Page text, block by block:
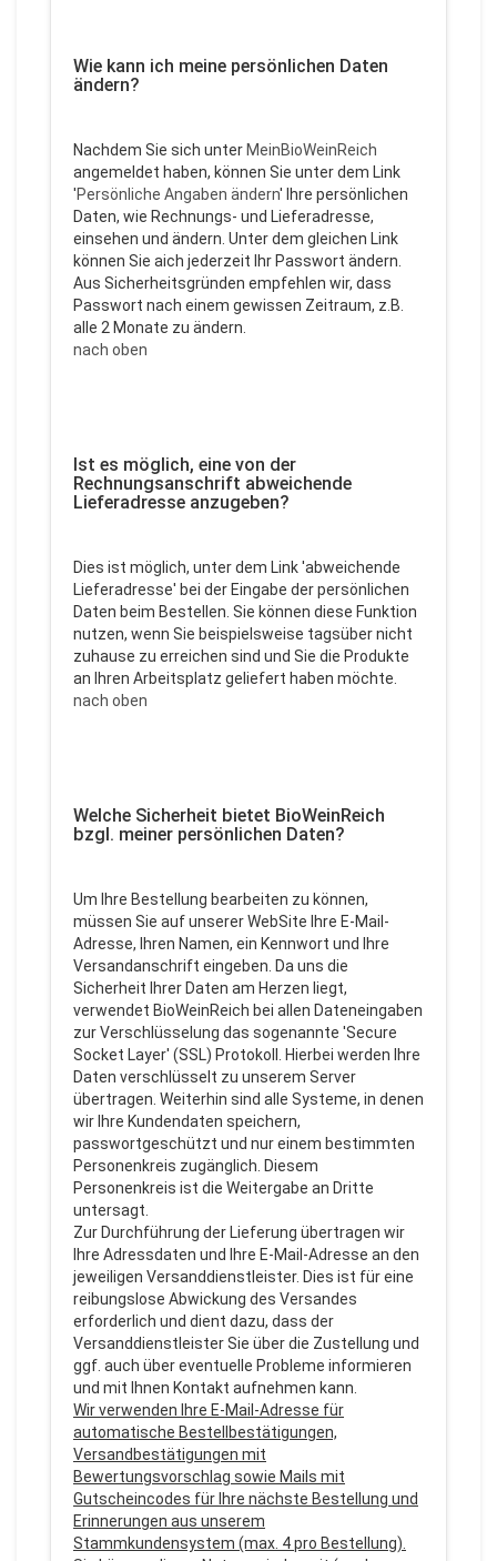
Wie kann ich meine persönlichen Daten
ändern?
Nachdem Sie sich unter MeinBioWeinReich
angemeldet haben, können Sie unter dem Link
'Persönliche Angaben ändern' Ihre persönlichen
Daten, wie Rechnungs- und Lieferadresse,
einsehen und ändern. Unter dem gleichen Link
können Sie aich jederzeit Ihr Passwort ändern.
Aus Sicherheitsgründen empfehlen wir, dass
Passwort nach einem gewissen Zeitraum, z.B.
alle 2 Monate zu ändern.
nach oben
Ist es möglich, eine von der
Rechnungsanschrift abweichende
Lieferadresse anzugeben?
Dies ist möglich, unter dem Link 'abweichende
Lieferadresse' bei der Eingabe der persönlichen
Daten beim Bestellen. Sie können diese Funktion
nutzen, wenn Sie beispielsweise tagsüber nicht
zuhause zu erreichen sind und Sie die Produkte
an Ihren Arbeitsplatz geliefert haben möchte.
nach oben
Welche Sicherheit bietet BioWeinReich
bzgl. meiner persönlichen Daten?
Um Ihre Bestellung bearbeiten zu können,
müssen Sie auf unserer WebSite Ihre E-Mail-
Adresse, Ihren Namen, ein Kennwort und Ihre
Versandanschrift eingeben. Da uns die
Sicherheit Ihrer Daten am Herzen liegt,
verwendet BioWeinReich bei allen Dateneingaben
zur Verschlüsselung das sogenannte 'Secure
Socket Layer' (SSL) Protokoll. Hierbei werden Ihre
Daten verschlüsselt zu unserem Server
übertragen. Weiterhin sind alle Systeme, in denen
wir Ihre Kundendaten speichern,
passwortgeschützt und nur einem bestimmten
Personenkreis zugänglich. Diesem
Personenkreis ist die Weitergabe an Dritte
untersagt.
Zur Durchführung der Lieferung übertragen wir
Ihre Adressdaten und Ihre E-Mail-Adresse an den
jeweiligen Versanddienstleister. Dies ist für eine
reibungslose Abwickung des Versandes
erforderlich und dient dazu, dass der
Versanddienstleister Sie über die Zustellung und
ggf. auch über eventuelle Probleme informieren
und mit Ihnen Kontakt aufnehmen kann.
Wir verwenden Ihre E-Mail-Adresse für
automatische Bestellbestätigungen,
Versandbestätigungen mit
Bewertungsvorschlag sowie Mails mit
Gutscheincodes für Ihre nächste Bestellung und
Erinnerungen aus unserem
Stammkundensystem (max. 4 pro Bestellung).